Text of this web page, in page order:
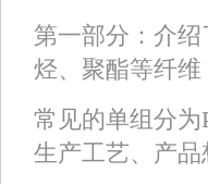
第一部分：介
烃、聚酯等纤
常见的单组分为
生产工艺、产品